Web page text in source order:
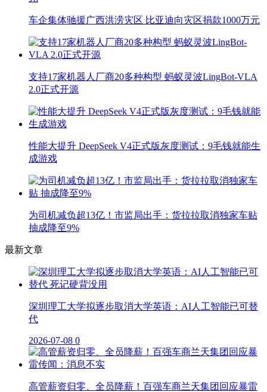
车企集体驰援广西洪涝灾区 比亚迪向灾区捐款1000万元
支持17家机器人厂商20多种构型 蚂蚁灵波LingBot-VLA
2.0正式开源
性能大提升 DeepSeek V4正式版灰度测试：9毛钱就能生
成游戏
为司机减负超13亿！市监局出手：货拉拉取消独家车贴
抽成降至9%
最新文章
深圳理工大学拟逐步取消大学英语：AI人工智能已可替
代
2026-07-08 0
高管薪资归零、全员降薪！百强车商兰天集团回应暴雷